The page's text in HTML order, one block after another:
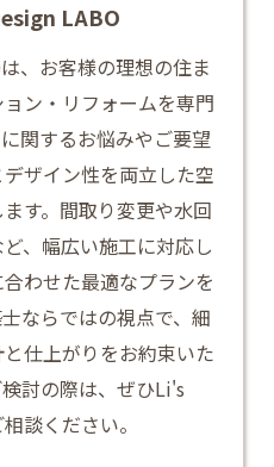
LABO
、お客様の理想の住ま
ン・リフォームを専門
関するお悩みやご要望
ザイン性を両立した空
す。間取り変更や水回
、幅広い施工に対応し
わせた最適なプランを
ならではの視点で、細
仕上がりをお約束いた
討の際は、ぜひLi's
談ください。